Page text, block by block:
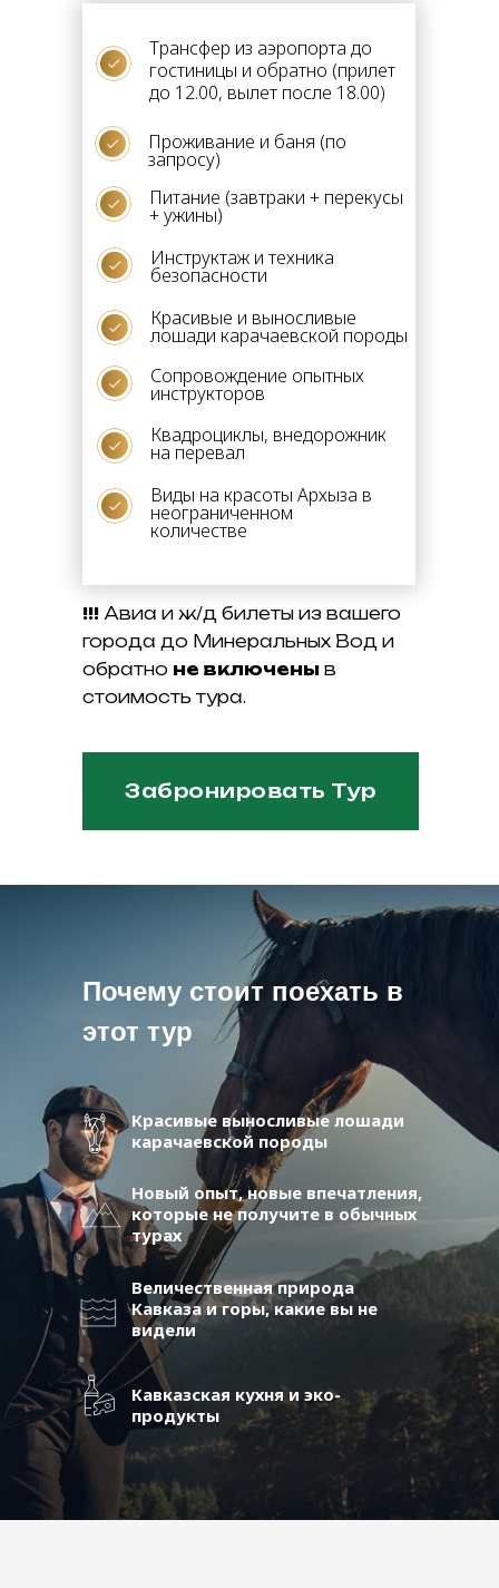
Забронировать Тур
Трансфер из аэропорта до
гостиницы и обратно (прилет
до 12.00, вылет после 18.00)
Проживание и баня (по
запросу)
Питание (завтраки + перекусы
+ ужины)
!!! Авиа и ж/д билеты из вашего
города до Минеральных Вод и
обратно не включены в
стоимость тура.
Инструктаж и техника
безопасности
Красивые и выносливые
лошади карачаевской породы
Сопровождение опытных
инструкторов
Квадроциклы, внедорожник
на перевал
Виды на красоты Архыза в
неограниченном
количестве
Почему стоит поехать в
этот тур
Красивые выносливые лошади
карачаевской породы
Новый опыт, новые впечатления,
которые не получите в обычных
турах
Величественная природа
Кавказа и горы, какие вы не
видели
Кавказская кухня и эко-
продукты